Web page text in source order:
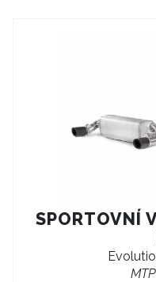
SPORTOVNÍ